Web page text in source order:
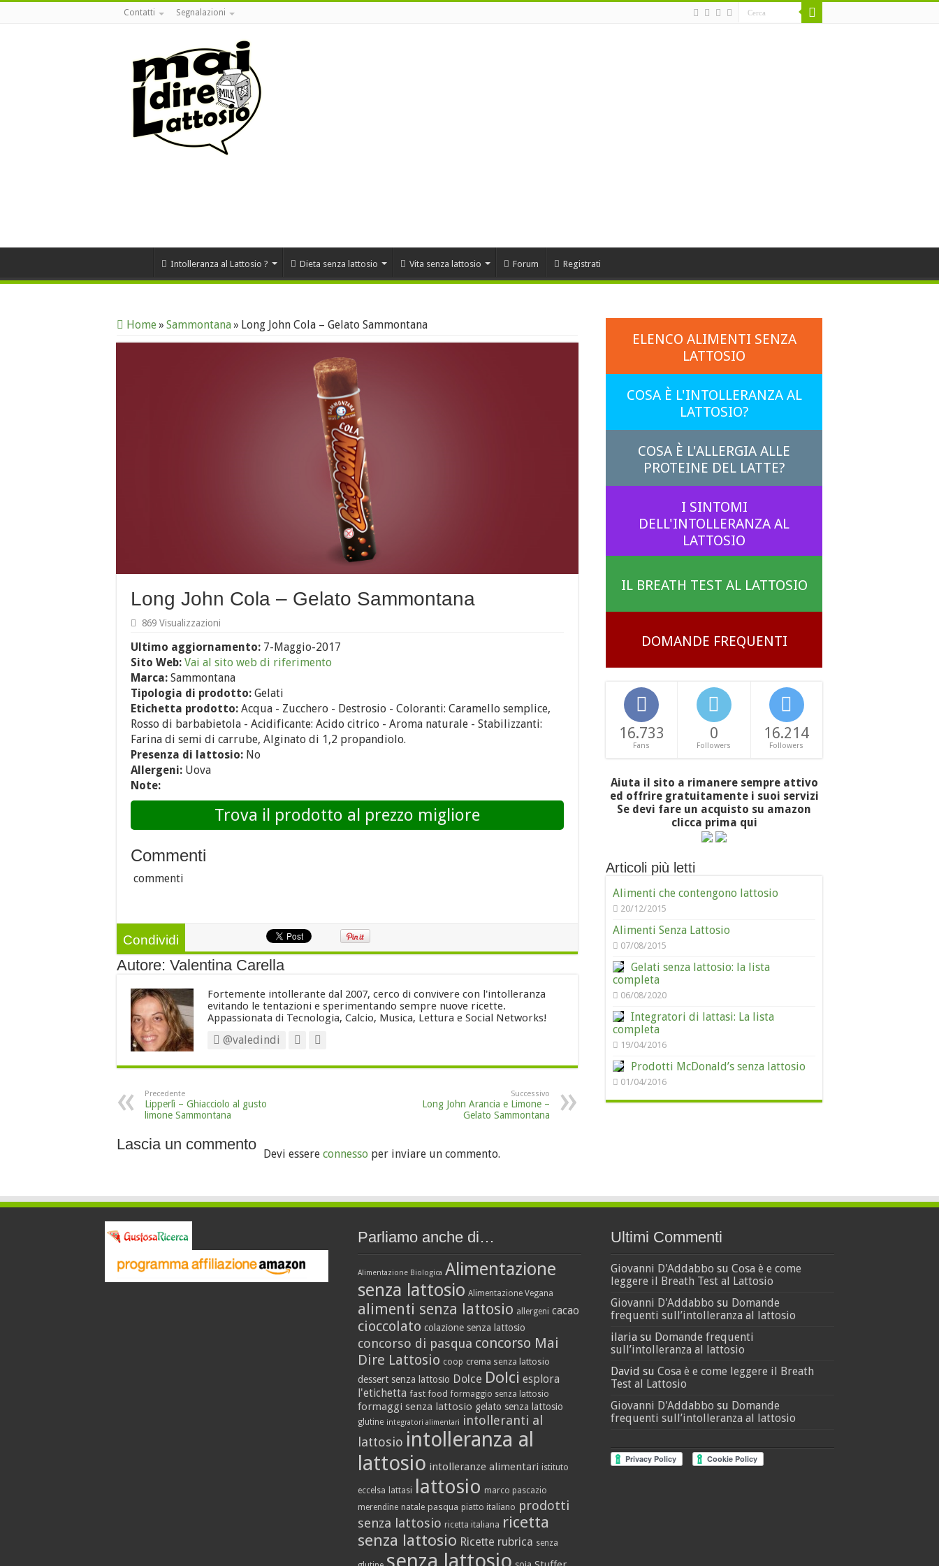
Contatti Segnalazioni
Intolleranza al Lattosio ? Dieta senza lattosio Vita senza lattosio Forum Registrati
Home» Sammontana» Long John Cola – Gelato Sammontana
Long John Cola – Gelato Sammontana
869 Visualizzazioni
Ultimo aggiornamento: 7-Maggio-2017
Sito Web: Vai al sito web di riferimento
Marca: Sammontana
Tipologia di prodotto: Gelati
Etichetta prodotto: Acqua - Zucchero - Destrosio - Coloranti: Caramello semplice,
Rosso di barbabietola - Acidificante: Acido citrico - Aroma naturale - Stabilizzanti:
Farina di semi di carrube, Alginato di 1,2 propandiolo.
Presenza di lattosio: No
Allergeni: Uova
Note:
Trova il prodotto al prezzo migliore
Commenti
commenti
Condividi
Autore: Valentina Carella
Fortemente intollerante dal 2007, cerco di convivere con l'intolleranza
evitando le tentazioni e sperimentando sempre nuove ricette.
Appassionata di Tecnologia, Calcio, Musica, Lettura e Social Networks!
@valedindi
Precedente
Lipperlì – Ghiacciolo al gusto
limone Sammontana
Successivo
Long John Arancia e Limone –
Gelato Sammontana
Lascia un commento
Devi essere connesso per inviare un commento.
ELENCO ALIMENTI SENZA
LATTOSIO
COSA È L'INTOLLERANZA AL
LATTOSIO?
COSA È L'ALLERGIA ALLE
PROTEINE DEL LATTE?
I SINTOMI
DELL'INTOLLERANZA AL
LATTOSIO
IL BREATH TEST AL LATTOSIO
DOMANDE FREQUENTI
16.733
Fans
0
Followers
16.214
Followers
Aiuta il sito a rimanere sempre attivo
ed offrire gratuitamente i suoi servizi
Se devi fare un acquisto su amazon
clicca prima qui
Articoli più letti
Alimenti che contengono lattosio
20/12/2015
Alimenti Senza Lattosio
07/08/2015
Gelati senza lattosio: la lista
completa
06/08/2020
Integratori di lattasi: La lista
completa
19/04/2016
Prodotti McDonald’s senza lattosio
01/04/2016
Parliamo anche di…
Alimentazione Biologica Alimentazione
senza lattosio Alimentazione Vegana
alimenti senza lattosio allergeni cacao
cioccolato colazione senza lattosio
concorso di pasqua concorso Mai
Dire Lattosio coop crema senza lattosio
dessert senza lattosio Dolce Dolci esplora
l'etichetta fast food formaggio senza lattosio
formaggi senza lattosio gelato senza lattosio
glutine integratori alimentari intolleranti al
lattosio intolleranza al
lattosio intolleranze alimentari istituto
eccelsa lattasi lattosio marco pascazio
merendine natale pasqua piatto italiano prodotti
senza lattosio ricetta italiana ricetta
senza lattosio Ricette rubrica senza
senza lattosio
Ultimi Commenti
Giovanni D'Addabbo su Cosa è e come
leggere il Breath Test al Lattosio
Giovanni D'Addabbo su Domande
frequenti sull’intolleranza al lattosio
ilaria su Domande frequenti
sull’intolleranza al lattosio
David su Cosa è e come leggere il Breath
Test al Lattosio
Giovanni D'Addabbo su Domande
frequenti sull’intolleranza al lattosio